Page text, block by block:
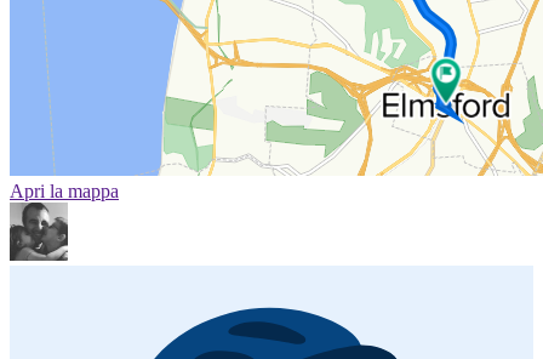
Apri la mappa